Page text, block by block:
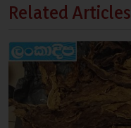
Related Articles